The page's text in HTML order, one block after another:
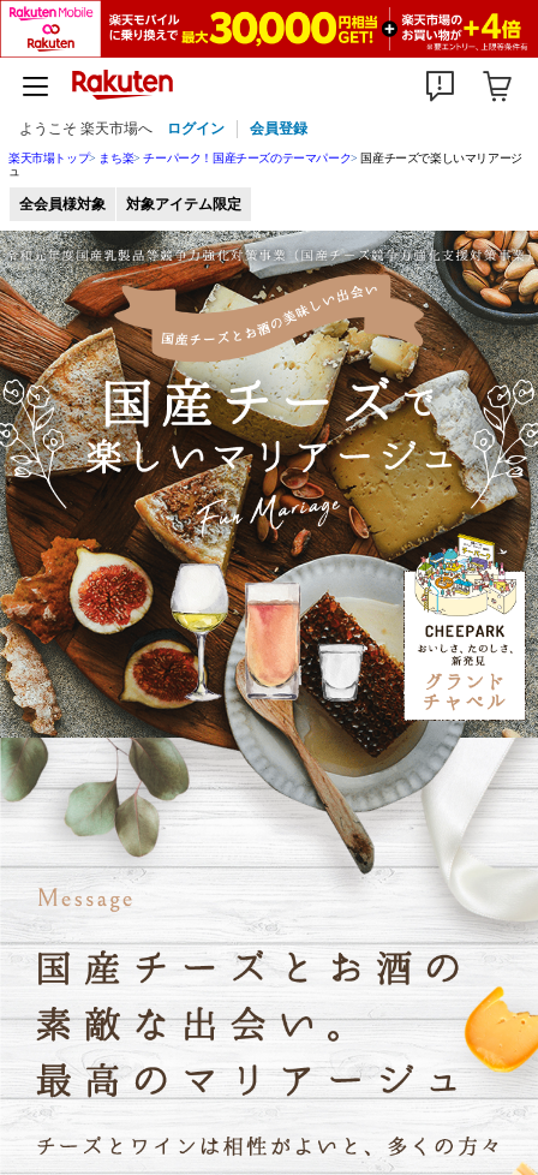
ようこそ 楽天市場へ ログイン 会員登録
楽天市場トップ まち楽 チーパーク！国産チーズのテーマパーク
国産チーズで楽しいマリアージ
ュ
全会員様対象 対象アイテム限定